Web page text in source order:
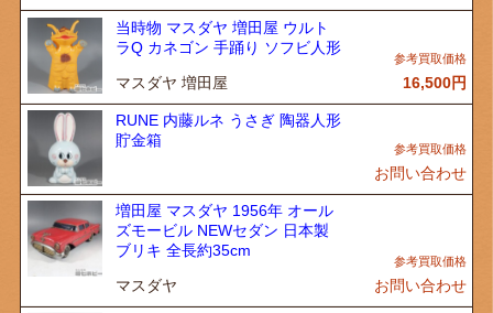
当時物 マスダヤ 増田屋 ウルト
ラQ カネゴン 手踊り ソフビ人形
マスダヤ 増田屋 16,500円
RUNE 内藤ルネ うさぎ 陶器人形
貯金箱
お問い合わせ
増田屋 マスダヤ 1956年 オール
ズモービル NEWセダン 日本製
ブリキ 全長約35cm
マスダヤ お問い合わせ